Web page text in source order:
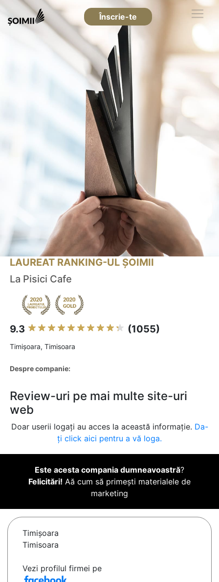
Înscrie-te
LAUREAT RANKING-UL ȘOIMII
La Pisici Cafe
9.3 (1055)
Timişoara, Timisoara
Despre companie:
Review-uri pe mai multe site-uri
web
Doar userii logați au acces la această informație. Da-
ți click aici pentru a vă loga.
Este acesta compania dumneavoastră?
Felicitări! Aă cum să primești materialele de
marketing
Timişoara
Timisoara
Vezi profilul firmei pe